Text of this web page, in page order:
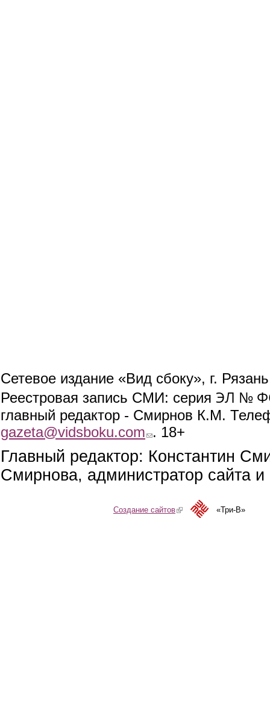
Сетевое издание «Вид сбоку», г.
Реестровая запись СМИ: серия ЭЛ №
главный редактор - Смирнов К.М.
gazeta@vidsboku.com (link sends e-mail)
. 18+
Главный редактор: Константин
Смирнова, администратор сайта
Создание сайтов(link is external)«Три-В»